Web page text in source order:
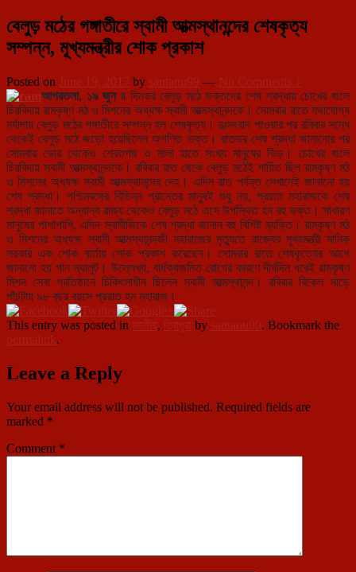
বেলুড় মঠের গঙ্গাতীরে স্বামী আত্মস্থানন্দের শেষকৃত্য
সম্পন্ন, মূখ্যমন্ত্রীর শোক প্রকাশ
Posted on June 19, 2017 by santanu99 — No Comments ↓
আগরতলা, ১৯ জুন ৷৷দিনভর বেলুড় মঠে ভক্তদের শেষ শ্রদ্ধায় চোখের জলে
চিরবিদায় রামকৃষ্ণ মঠ ও মিশনের অধ্যক্ষ স্বামী আত্মস্থানন্দকে। সোমবার রাতে যথাযোগ্য
মর্যাদায় বেলুড় মঠের গঙ্গাতীরে সম্পন্ন হল শেষকৃত্য। দুঃসংবাদ পাওয়ার পর রবিবার সন্ধে
থেকেই বেলুড় মঠে জড়ো হয়েছিলেন অগণিত ভক্ত। রাতভর শেষ শ্রদ্ধা জানানোর পর
সোমবার ভোর থেকেও শ্বেতপদ্ম ও মালা হাতে সংখ্য মানুষের ভিড়। চোখের জলে
চিরবিদায় স্বামী আত্মস্থানন্দকে। রবিবার রাত থেকে বেলুড় মঠেই শায়িত ছিল রামকৃষ্ণ মঠ
ও মিশনের অধ্যক্ষ স্বামী আত্মস্থানন্দের দেহ। এদিন রাত পর্যন্ত সেখানেই জানানো হয়
শেষ শ্রদ্ধা। পশ্চিমবঙ্গের বিভিন্ন প্রান্তের মানুষই শুধু নয়, প্রয়াত মহারাজকে শেষ
শ্রদ্ধা জানাতে অন্যান্য রাজ্য থেকেও বেলুড় মঠে এসে উপস্থিত হন বহু ভক্ত। সাধারণ
মানুষের পাশাপাশি, এদিন স্বামীজিকে শেষ শ্রদ্ধা জানান বহু বিশিষ্ট ব্যক্তি। রামকৃষ্ণ মঠ
ও মিশনের অধ্যক্ষ স্বামী আত্মস্থানন্দজী মহারাজের মৃত্যুতে রাজ্যের মূখ্যমন্ত্রী মানিক
সরকার এক শোক বার্তায় শোক প্রকাশ করেছেন। সোমবার রাতে শেষকৃত্যের আগে
জানানো হয় গান স্যালুট। উল্লেখ্য, বার্ধক্যজনিত রোগের কারণে দীর্ঘদিন ধরেই রামকৃষ্ণ
মিশন সেবা প্রতিষ্ঠানে চিকিৎসাধীন ছিলেন স্বামী আত্মস্থানন্দ। রবিবার বিকেল সাড়ে
পাঁচটায় ৯৮ বছর বয়সে প্রয়াত হন মহারাজ।
This entry was posted in জাতীয় , ত্রিপুরা by santanu99. Bookmark the
permalink.
Leave a Reply
Your email address will not be published. Required fields are
marked *
Comment *